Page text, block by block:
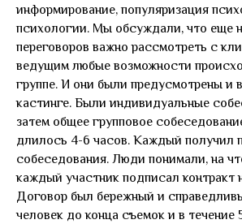
информирование, популяризация
психологии. Мы обсуждали, что еще
переговоров важно рассмотреть с
ведущим любые возможности
группе. И они были предусмотрены и
кастинге. Были индивидуальные
затем общее групповое
длилось 4-6 часов. Каждый получил
собеседования. Люди понимали, на
каждый участник подписал контракт
Договор был бережный и
человек до конца съемок и в течение